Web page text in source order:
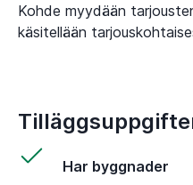
Kohde myydään
käsitellään
Har byggnader